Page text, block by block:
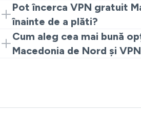
Da. Încercați add-on-ul pentru
gratuit Macedonia de Nord, apoi
complete dacă doriți mai multă
Pot încerca VPN gratuit
înainte de a plăti?
Da. Instalați extensia pentru a
gratuită Macedonia de Nord.
upgrade pentru streaming mai lin.
Cum aleg cea mai bună
Macedonia de Nord și